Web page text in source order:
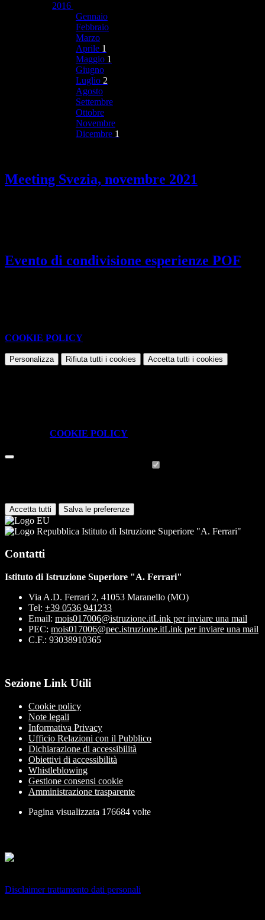
2016
Gennaio
Febbraio
Marzo
Aprile 1
Maggio 1
Giugno
Luglio 2
Agosto
Settembre
Ottobre
Novembre
Dicembre 1
Meeting Svezia, novembre 2021
Evento di condivisione esperienze POF
COOKIE POLICY
Personalizza Rifiuta tutti i cookies Accetta tutti i cookies
COOKIE POLICY
Accetta tutti Salva le preferenze
Istituto di Istruzione Superiore "A. Ferrari"
Contatti
Istituto di Istruzione Superiore "A. Ferrari"
Via A.D. Ferrari 2, 41053 Maranello (MO)
Tel: +39 0536 941233
Email: mois017006@istruzione.itLink per inviare una mail
PEC: mois017006@pec.istruzione.itLink per inviare una mail
C.F.: 93038910365
Sezione Link Utili
Cookie policy
Note legali
Informativa Privacy
Ufficio Relazioni con il Pubblico
Dichiarazione di accessibilità
Obiettivi di accessibilità
Whistleblowing
Gestione consensi cookie
Amministrazione trasparente
Pagina visualizzata 176684 volte
Disclaimer trattamento dati personali